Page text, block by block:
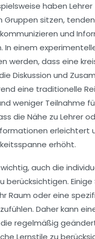
haben
Gruppen sitzen,
und
In einem
werden, dass eine
Diskussion und
eine traditionelle
weniger Teilnahme
die Nähe zu Lehrer
erleichtert
erhöht.
auch die
berücksichtigen.
Raum oder eine
Daher kann
regelmäßig
Lernstile zu